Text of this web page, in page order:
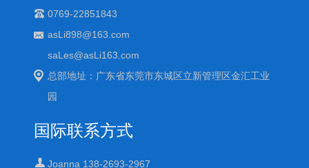
0769-22851843
asLi898@163.com
saLes@asLi163.com
总部地址：广东省东莞市东城区立新管理区金汇工业
园
国际联系方式
Joanna 138-2693-2967